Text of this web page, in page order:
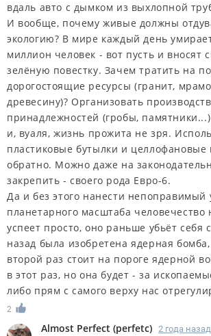
вдаль авто с дымком из выхлопной
И вообще, почему живые должны
экологию? В мире каждый день
миллион человек - вот пусть и вносят
зелёную повестку. Зачем тратить на
дорогостоящие ресурсы (гранит,
древесину)? Организовать
принадлежностей (гробы,
и, вуаля, жизнь прожита не зря.
пластиковые бутылки и целлофановые
обратно. Можно даже на
закрепить - своего рода Евро-6.
Да и без этого нанести непоправимый
планетарного масштаба человечество
успеет просто, оно раньше убьёт себя
назад была изобретена ядерная
второй раз стоит на пороге ядерной
в этот раз, но она будет - за
либо прям с самого верху нас
2
Almost Perfect (perfetc) 2 года назад